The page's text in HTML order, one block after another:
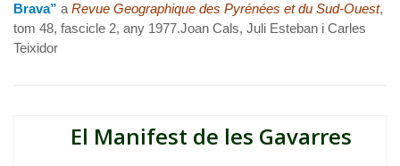
Brava” a Revue Geographique des Pyrénées et du Sud-Ouest,
tom 48, fascicle 2, any 1977.Joan Cals, Juli Esteban i Carles
Teixidor
El Manifest de les Gavarres